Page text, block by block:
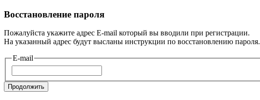
Восстановление пароля
Пожалуйста укажите адрес E-mail который вы вводили при регистрации.
На указанный адрес будут высланы инструкции по восстановлению пароля.
E-mail
Продолжить